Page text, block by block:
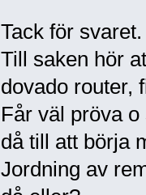
Tack för svaret.
Till saken hör
dovado router,
Får väl pröva
då till att börja
Jordning av